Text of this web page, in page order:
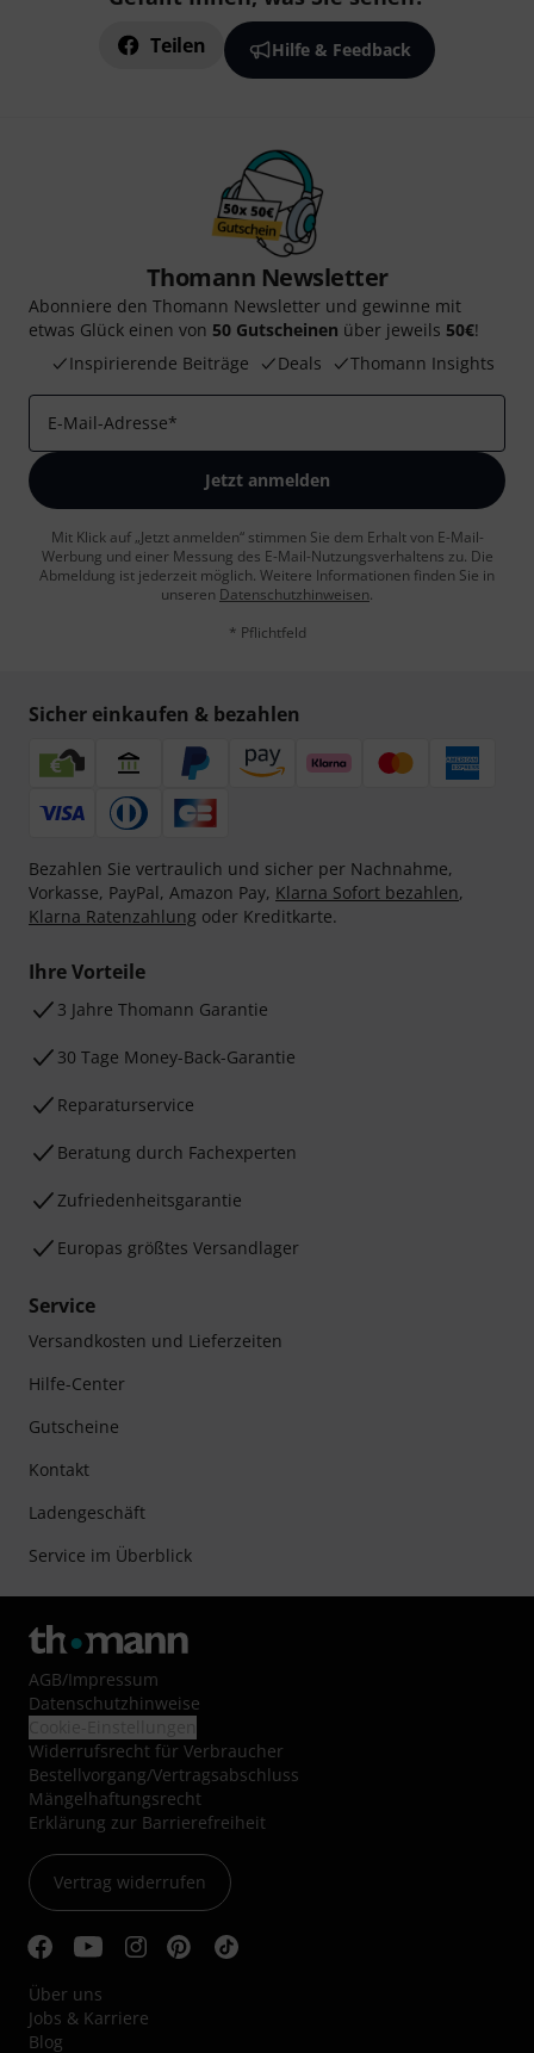
Teilen Hilfe & Feedback
Thomann Newsletter
Abonniere den Thomann Newsletter und gewinne mit
etwas Glück einen von 50 Gutscheinen über jeweils 50€!
Inspirierende Beiträge
Deals Thomann Insights
E-Mail-Adresse*
Jetzt anmelden
Mit Klick auf „Jetzt anmelden“ stimmen Sie dem Erhalt von E-Mail-
Werbung und einer Messung des E-Mail-Nutzungsverhaltens zu. Die
Abmeldung ist jederzeit möglich. Weitere Informationen finden Sie in
unseren Datenschutzhinweisen.
* Pflichtfeld
Sicher einkaufen & bezahlen
Bezahlen Sie vertraulich und sicher per Nachnahme,
Vorkasse, PayPal, Amazon Pay, Klarna Sofort bezahlen,
Klarna Ratenzahlung oder Kreditkarte.
Ihre Vorteile
3 Jahre Thomann Garantie
30 Tage Money-Back-Garantie
Reparaturservice
Beratung durch Fachexperten
Zufriedenheitsgarantie
Europas größtes Versandlager
Service
Versandkosten und Lieferzeiten
Hilfe-Center
Gutscheine
Kontakt
Ladengeschäft
Service im Überblick
AGB/Impressum
Datenschutzhinweise
Widerrufsrecht für Verbraucher
Bestellvorgang/Vertragsabschluss
Mängelhaftungsrecht
Erklärung zur Barrierefreiheit
Vertrag widerrufen
Über uns
Jobs & Karriere
Blog